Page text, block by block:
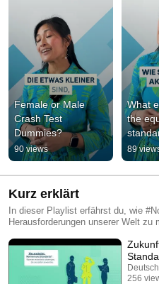
Female or Male
Crash Test
Dummies?
90 views
What
the
ISO
89
Kurz erklärt
In dieser Playlist erfährst du, wie
Herausforderungen unserer Welt zu
256